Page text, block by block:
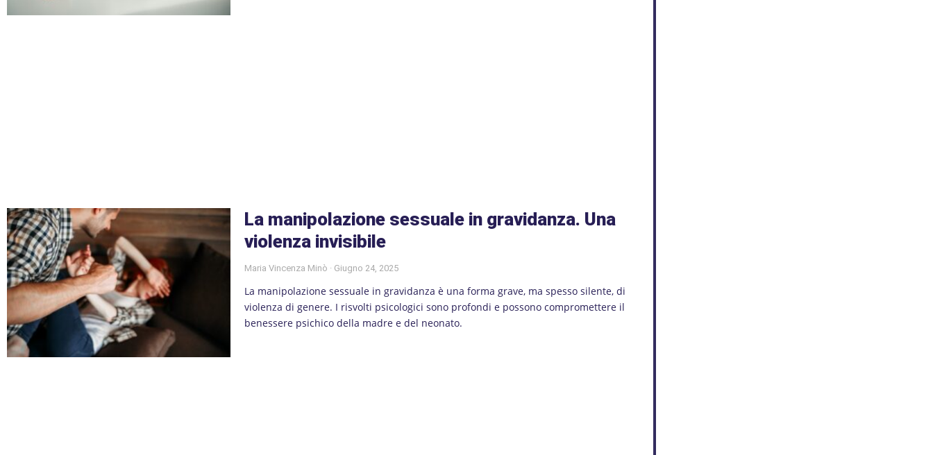
La manipolazione sessuale in gravidanza. Una
violenza invisibile
Maria Vincenza Minò Giugno 24, 2025
La manipolazione sessuale in gravidanza è una forma grave, ma spesso silente, di
violenza di genere. I risvolti psicologici sono profondi e possono compromettere il
benessere psichico della madre e del neonato.